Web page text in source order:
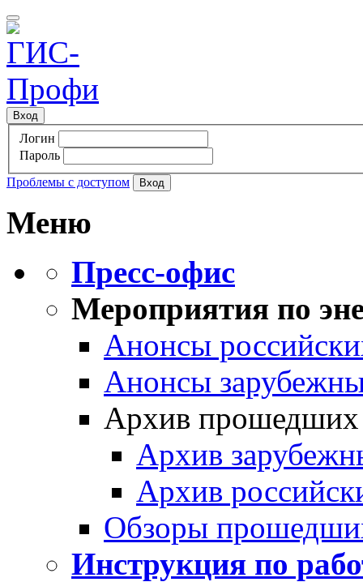
Вход
Логин
Пароль
Проблемы с доступом
Меню
Пресс-офис
Мероприятия по
Анонсы
Анонсы
Архив прошедших
Архив
Архив
Обзоры
Инструкция по